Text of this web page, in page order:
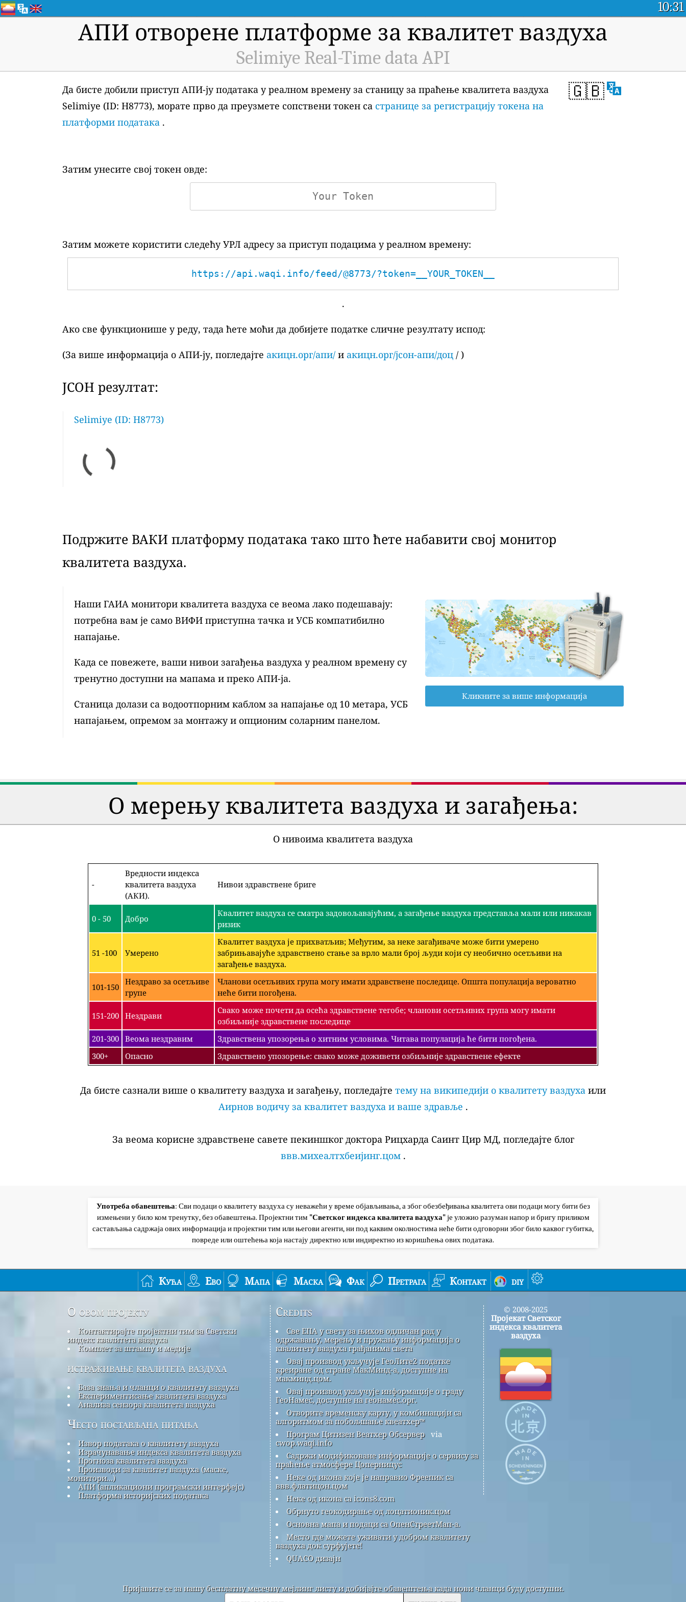
10:31
АПИ отворене платформе за квалитет ваздуха
Selimiye Real-Time data API
🇬🇧
Да бисте добили приступ АПИ-ју података у реалном времену за станицу за праћење квалитета ваздуха
Selimiye (ID: H8773), морате прво да преузмете сопствени токен са странице за регистрацију токена на
платформи података .
Затим унесите свој токен овде:
Затим можете користити следећу УРЛ адресу за приступ подацима у реалном времену:
https://api.waqi.info/feed/@8773/?token=__YOUR_TOKEN__
.
Ако све функционише у реду, тада ћете моћи да добијете податке сличне резултату испод:
(За више информација о АПИ-ју, погледајте акицн.орг/апи/ и акицн.орг/јсон-апи/доц / )
ЈСОН резултат:
Selimiye (ID: H8773)
Подржите ВАКИ платформу података тако што ћете набавити свој монитор
квалитета ваздуха.
Наши ГАИА монитори квалитета ваздуха се веома лако подешавају:
потребна вам је само ВИФИ приступна тачка и УСБ компатибилно
напајање.
Када се повежете, ваши нивои загађења ваздуха у реалном времену су
тренутно доступни на мапама и преко АПИ-ја.
Станица долази са водоотпорним каблом за напајање од 10 метара, УСБ
напајањем, опремом за монтажу и опционим соларним панелом.
Кликните за више информација
О мерењу квалитета ваздуха и загађења:
О нивоима квалитета ваздуха
-
Вредности индекса
квалитета ваздуха
(АКИ).
Нивои здравствене бриге
0 - 50 Добро
Квалитет ваздуха се сматра задовољавајућим, а загађење ваздуха представља мали или никакав
ризик
51 -100 Умерено
Квалитет ваздуха је прихватљив; Међутим, за неке загађиваче може бити умерено
забрињавајуће здравствено стање за врло мали број људи који су необично осетљиви на
загађење ваздуха.
101-150
Нездраво за осетљиве
групе
Чланови осетљивих група могу имати здравствене последице. Општа популација вероватно
неће бити погођена.
151-200 Нездрави
Свако може почети да осећа здравствене тегобе; чланови осетљивих група могу имати
озбиљније здравствене последице
201-300 Веома нездравим
Здравствена упозорења о хитним условима. Читава популација ће бити погођена.
300+
Опасно Здравствено упозорење: свако може доживети озбиљније здравствене ефекте
Да бисте сазнали више о квалитету ваздуха и загађењу, погледајте тему на википедији о квалитету ваздуха или
Аирнов водичу за квалитет ваздуха и ваше здравље .
За веома корисне здравствене савете пекиншког доктора Рицхарда Саинт Цир МД, погледајте блог
ввв.михеалтхбеијинг.цом.
Употреба обавештења: Сви подаци о квалитету ваздуха су неважећи у време објављивања, а због обезбеђивања квалитета ови подаци могу бити без
измењени у било ком тренутку, без обавештења. Пројектни тим "Светског индекса квалитета ваздуха"је уложио разуман напор и бригу приликом
састављања садржаја ових информација и пројектни тим или његови агенти, ни под каквим околностима неће бити одговорни због било каквог губитка,
повреде или оштећења која настају директно или индиректно из коришћења ових података.
Кућа Ево Мапа Маска Фак Претрага Контакт diy
О овом пројекту
Контактирајте пројектни тим за Светски
индекс квалитета ваздуха
Комплет за штампу и медије
истраживање квалитета ваздуха
База знања и чланци о квалитету ваздуха
Експериментисање квалитета ваздуха
Анализа сензора квалитета ваздуха
Често постављана питања
Извор података о квалитету ваздуха
Израчунавање индекса квалитета ваздуха
Прогноза квалитета ваздуха
Производи за квалитет ваздуха (маске,
монитори...)
АПИ (апликациони програмски интерфејс)
Платформа историјских података
Credits
Све ЕПА у свету за њихов одличан рад у
одржавању, мерењу и пружању информација о
квалитету ваздуха грађанима света
Овај производ укључује ГеоЛите2 податке
креиране од стране МакМинд-а, доступне на
макминд.цом.
Овај производ укључује информације о граду
ГеоНамес, доступне на геонамес.орг.
Отворите временску карту, у комбинацији са
алгоритмом за побољшање квеатхер™
Програм Цитизен Веатхер Обсервер via
cwop.waqi.info
Садржи модификоване информације о сервису за
праћење атмосфере Цоперницус
Неке од икона које је направио Фреепик са
ввв.флатицон.цом
Неке од икона са icons8.com
Обрнуто геокодирање од лоцатионик.цом
Основна мапа и подаци са ОпенСтреетМап-а.
Место где можете уживати у добром квалитету
ваздуха док сурфујете!
QUACO дизајн
© 2008-2025
Пројекат Светског
индекса квалитета
ваздуха
Пријавите се за нашу бесплатну месечну мејлинг листу и добијајте обавештења када нови чланци буду доступни.